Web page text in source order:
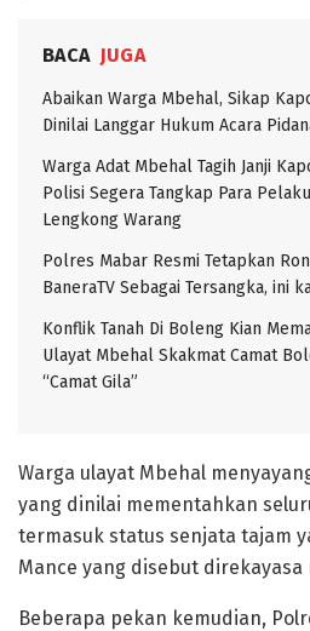
BACA JUGA
Abaikan Warga Mbehal, Sikap
Dinilai Langgar Hukum Acara
Warga Adat Mbehal Tagih Janji
Polisi Segera Tangkap Para
Lengkong Warang
Polres Mabar Resmi Tetapkan
BaneraTV Sebagai Tersangka, ini
Konflik Tanah Di Boleng Kian
Ulayat Mbehal Skakmat Camat
“Camat Gila”
Warga ulayat Mbehal
yang dinilai mementahkan
termasuk status senjata tajam
Mance yang disebut direkayasa
​Beberapa pekan kemudian,